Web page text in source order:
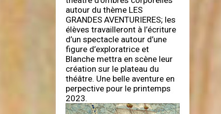
autour du thème LES
GRANDES AVENTURIERES; les
élèves travailleront à l’écriture
d’un spectacle autour d’une
figure d’exploratrice et
Blanche mettra en scène leur
création sur le plateau du
théâtre. Une belle aventure en
perpective pour le printemps
2023.